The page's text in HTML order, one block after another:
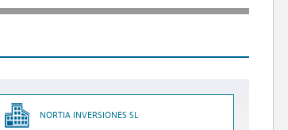
NORTIA INVERSIONES SL